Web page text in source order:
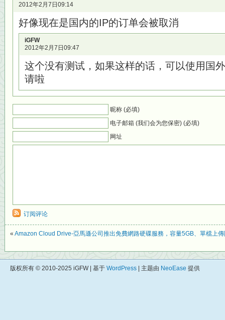
2012年2月7日09:14
好像现在是国内的IP的订单会被取消
iGFW
2012年2月7日09:47
这个没有测试，如果这样的话，可以使用国
请啦
昵称 (必填)
电子邮箱 (我们会为您保密) (必填)
网址
订阅评论
« Amazon Cloud Drive-亞馬遜公司推出免費網路硬碟服務，容量5GB、單檔上
版权所有 © 2010-2025 iGFW | 基于 WordPress | 主题由 NeoEase 提供